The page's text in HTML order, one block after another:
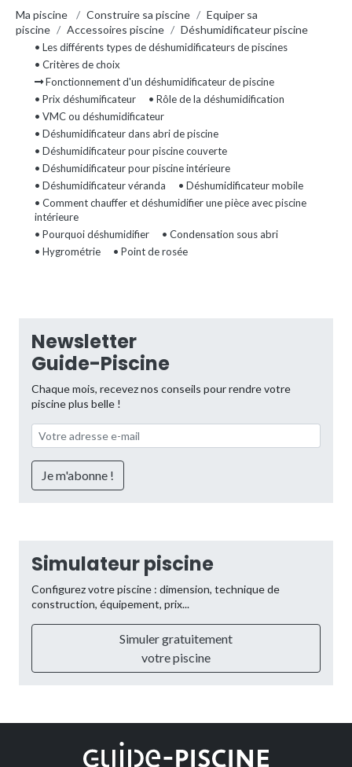
Ma piscine / Construire sa piscine / Equiper sa
piscine / Accessoires piscine / Déshumidificateur piscine
• Les différents types de déshumidificateurs de piscines
• Critères de choix
Fonctionnement d'un déshumidificateur de piscine
• Prix déshumificateur
• Rôle de la déshumidification
• VMC ou déshumidificateur
• Déshumidificateur dans abri de piscine
• Déshumidificateur pour piscine couverte
• Déshumidificateur pour piscine intérieure
• Déshumidificateur véranda
• Déshumidificateur mobile
• Comment chauffer et déshumidifier une pièce avec piscine
intérieure
• Pourquoi déshumidifier
• Condensation sous abri
• Hygrométrie
• Point de rosée
Newsletter
Guide-Piscine
Chaque mois, recevez nos conseils pour rendre votre
piscine plus belle !
Simulateur piscine
Configurez votre piscine : dimension, technique de
construction, équipement, prix...
Simuler gratuitement
votre piscine